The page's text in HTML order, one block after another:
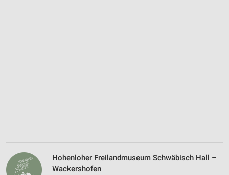
Hohenloher Freilandmuseum Schwäbisch Hall –
Wackershofen